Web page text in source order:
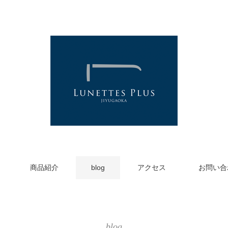
商品紹介 blog アクセス お問い